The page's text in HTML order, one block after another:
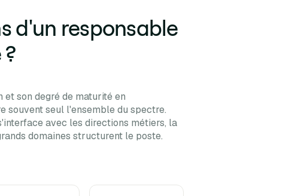
d'un responsable
son degré de maturité en
souvent seul l'ensemble du spectre.
avec les directions métiers, la
domaines structurent le poste.